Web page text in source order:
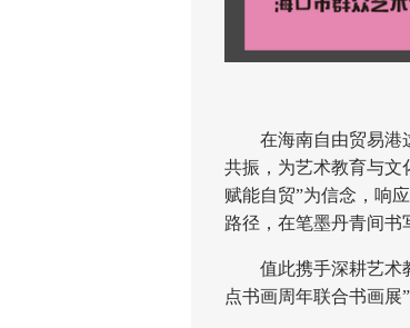
在海南自由贸易港这
共振，为艺术教育与文
赋能自贸”为信念，响
路径，在笔墨丹青间书
值此携手深耕艺术教
点书画周年联合书画展”